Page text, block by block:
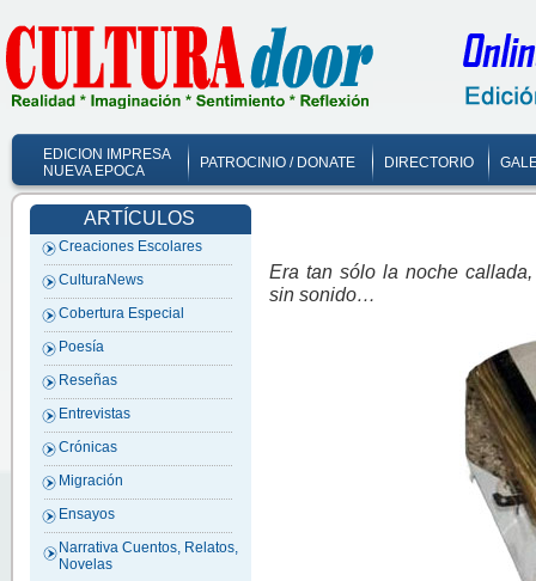
EDICION IMPRESA
NUEVA EPOCA
PATROCINIO / DONATE DIRECTORIO
ARTÍCULOS
Creaciones Escolares
CulturaNews
Cobertura Especial
Poesía
Reseñas
Entrevistas
Crónicas
Migración
Ensayos
Narrativa Cuentos, Relatos,
Novelas
Era tan sólo la noche
sin sonido…